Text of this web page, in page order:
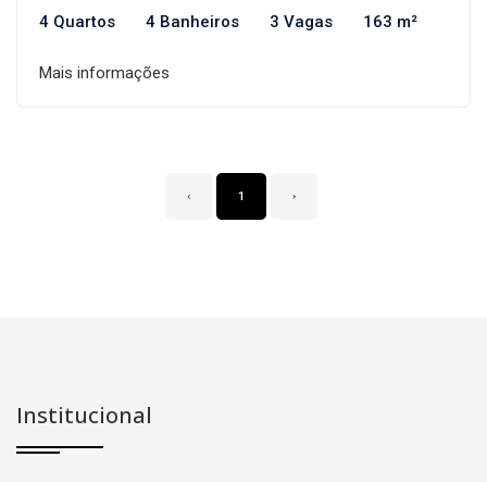
4 Quartos 4 Banheiros 3 Vagas 163 m²
Mais informações
‹ 1 ›
Institucional